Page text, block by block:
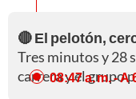
🔴 El pelotón,
Tres minutos y 28
carrera y el grupo
08:47 a. m.- A